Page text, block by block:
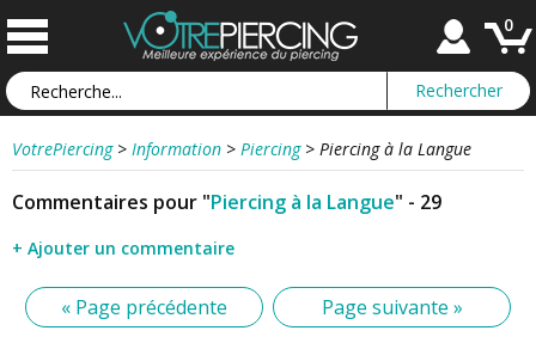
0
VotrePiercing > Information > Piercing > Piercing à la Langue
Commentaires pour "Piercing à la Langue" - 29
+ Ajouter un commentaire
« Page précédente Page suivante »